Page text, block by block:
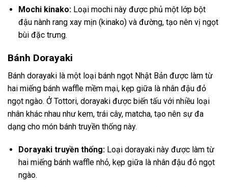
Mochi kinako:Loại mochi này được phủ một lớp bột
đậu nành rang xay mịn (kinako) và đường, tạo nên vị ngọt
bùi đặc trưng.
Bánh Dorayaki
Bánh dorayaki là một loại bánh ngọt Nhật Bản được làm từ
hai miếng bánh waffle mềm mại, kẹp giữa là nhân đậu đỏ
ngọt ngào. Ở Tottori, dorayaki được biến tấu với nhiều loại
nhân khác nhau như kem, trái cây, matcha, tạo nên sự đa
dạng cho món bánh truyền thống này.
Dorayaki truyền thống:Loại dorayaki này được làm từ
hai miếng bánh waffle nhỏ, kẹp giữa là nhân đậu đỏ ngọt
ngào.